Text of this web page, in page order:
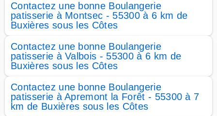
Contactez une bonne Boulangerie
patisserie à Montsec - 55300 à 6 km de
Buxières sous les Côtes
Contactez une bonne Boulangerie
patisserie à Valbois - 55300 à 6 km de
Buxières sous les Côtes
Contactez une bonne Boulangerie
patisserie à Apremont la Forêt - 55300 à 7
km de Buxières sous les Côtes